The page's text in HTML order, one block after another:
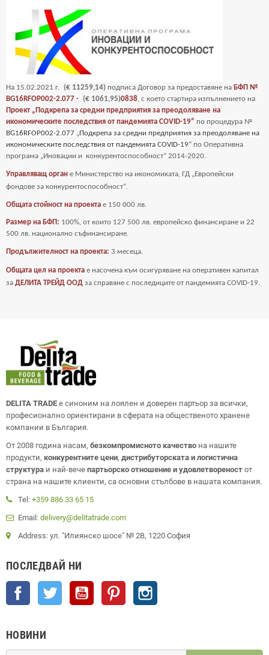
На 15.02.2021 г. (€ 11259,14) подписа Договор за предоставяне на БФП №
BG16RFOP002-2.077 - (€ 1061,95)0838, с което стартира изпълнението на
Проект „Подкрепа за средни предприятия за преодоляване на
икономическите последствия от пандемията COVID-19“ по процедура №
BG16RFOP002-2.077 „Подкрепа за средни предприятия за преодоляване на
икономическите последствия от пандемията COVID-19“ по Оперативна
програма „Иновации и конкурентоспособност” 2014-2020.
Управляващ орган е Министерство на икономиката, ГД „Европейски
фондове за конкурентоспособност“.
Общата стойност на проекта е 150 000 лв.
Размер на БФП: 100%, от които 127 500 лв. европейско финансиране и 22
500 лв. национално съфинансиране.
Продължителност на проекта: 3 месеца.
Общата цел на проекта е насочена към осигуряване на оперативен капитал
за ДЕЛИТА ТРЕЙД ООД за справяне с последиците от пандемията COVID-19.
DELITA TRADE е синоним на лоялен и доверен партьор за всички,
професионално ориентирани в сферата на общественото хранене
компании в България.
От 2008 година насам, безкомпромисното качество на нашите
продукти, конкурентните цени, дистрибуторската и логистична
структура и най-вече партьорско отношение и удовлетвореност от
страна на нашите клиенти, са основни стълбове в нашата компания.
Tel: +359 886 33 65 15
Email: delivery@delitatrade.com
Address: ул. "Илиянско шосе" № 2В, 1220 София
ПОСЛЕДВАЙ НИ
Facebook Twitter YouTube Pinterest
НОВИНИ